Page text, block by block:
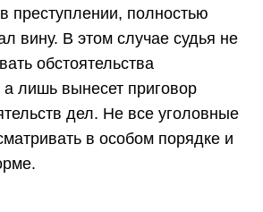
преступлении, полностью
вину. В этом случае судья не
обстоятельства
лишь вынесет приговор
дел. Не все уголовные
в особом порядке и